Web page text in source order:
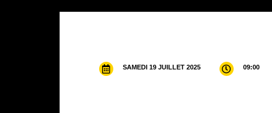
SAMEDI 19 JUILLET 2025 09:00